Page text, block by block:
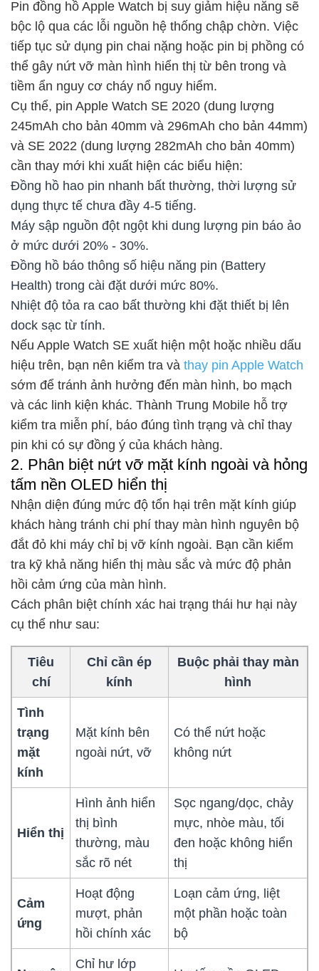
Pin đồng hồ Apple Watch bị suy giảm hiệu năng sẽ
bộc lộ qua các lỗi nguồn hệ thống chập chờn. Việc
tiếp tục sử dụng pin chai nặng hoặc pin bị phồng có
thể gây nứt vỡ màn hình hiển thị từ bên trong và
tiềm ẩn nguy cơ cháy nổ nguy hiểm.
Cụ thể, pin Apple Watch SE 2020 (dung lượng
245mAh cho bản 40mm và 296mAh cho bản 44mm)
và SE 2022 (dung lượng 282mAh cho bản 40mm)
cần thay mới khi xuất hiện các biểu hiện:
Đồng hồ hao pin nhanh bất thường, thời lượng sử
dụng thực tế chưa đầy 4-5 tiếng.
Máy sập nguồn đột ngột khi dung lượng pin báo ảo
ở mức dưới 20% - 30%.
Đồng hồ báo thông số hiệu năng pin (Battery
Health) trong cài đặt dưới mức 80%.
Nhiệt độ tỏa ra cao bất thường khi đặt thiết bị lên
dock sạc từ tính.
Nếu Apple Watch SE xuất hiện một hoặc nhiều dấu
hiệu trên, bạn nên kiểm tra và thay pin Apple Watch
sớm để tránh ảnh hưởng đến màn hình, bo mạch
và các linh kiện khác. Thành Trung Mobile hỗ trợ
kiểm tra miễn phí, báo đúng tình trạng và chỉ thay
pin khi có sự đồng ý của khách hàng.
2. Phân biệt nứt vỡ mặt kính ngoài và hỏng
tấm nền OLED hiển thị
Nhận diện đúng mức độ tổn hại trên mặt kính giúp
khách hàng tránh chi phí thay màn hình nguyên bộ
đắt đỏ khi máy chỉ bị vỡ kính ngoài. Bạn cần kiểm
tra kỹ khả năng hiển thị màu sắc và mức độ phản
hồi cảm ứng của màn hình.
Cách phân biệt chính xác hai trạng thái hư hại này
cụ thể như sau:
Tiêu
chí
Chỉ cần ép
kính
Buộc phải thay màn
hình
Tình
trạng
mặt
kính
Mặt kính bên
ngoài nứt, vỡ
Có thể nứt hoặc
không nứt
Hiển thị
Hình ảnh hiển
thị bình
thường, màu
sắc rõ nét
Sọc ngang/dọc, chảy
mực, nhòe màu, tối
đen hoặc không hiển
thị
Cảm
ứng
Hoạt động
mượt, phản
hồi chính xác
Loạn cảm ứng, liệt
một phần hoặc toàn
bộ
Chỉ hư lớp